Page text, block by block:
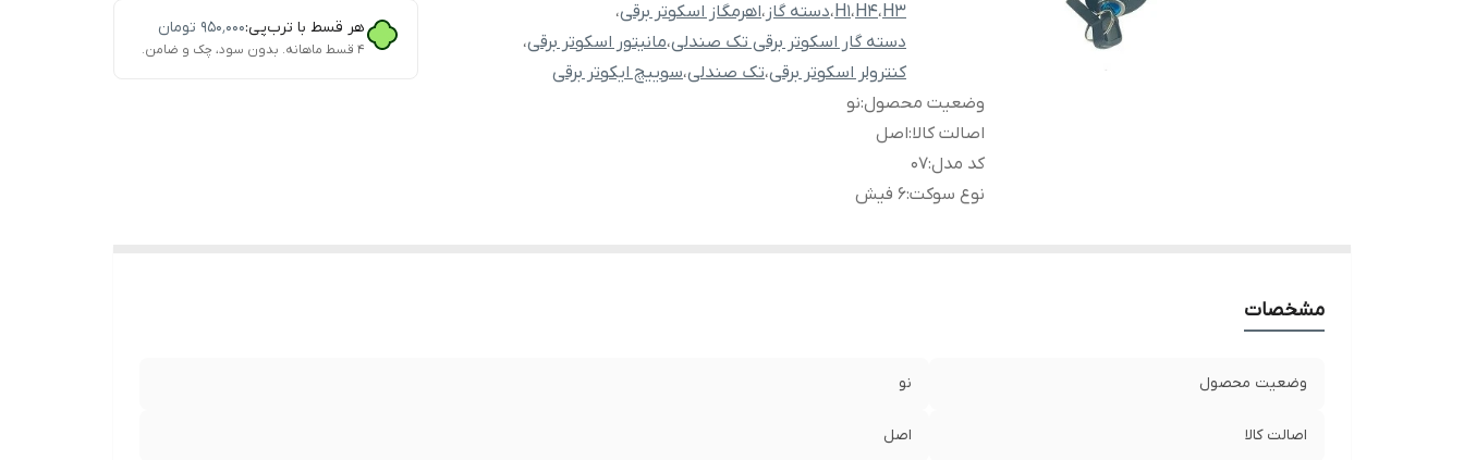
H3،H4،H1،دسته گاز ،اهرمگاز اسکوتر برقی،
دسته گار اسکوتر برقی تک صندلی،مانیتور اسکوتر برقی،
کنترولر اسکوتر برقی،تک صندلی،سوییچ ایکوتر برقی
وضعیت محصول:نو
اصالت کالا:اصل
کد مدل:
07
نوع سوکت:6 فیش
هر قسط با ترب‌پی:۹۵۰٬۰۰۰ تومان
۴ قسط ماهانه. بدون سود، چک و ضامن.
مشخصات
وضعیت محصول نو
اصالت کالا اصل